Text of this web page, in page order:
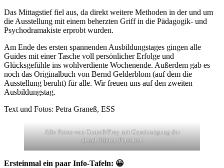
Das Mittagstief fiel aus, da direkt weitere Methoden in der und um
die Ausstellung mit einem beherzten Griff in die Pädagogik- und
Psychodramakiste erprobt wurden.
Am Ende des ersten spannenden Ausbildungstages gingen alle
Guides mit einer Tasche voll persönlicher Erfolge und
Glücksgefühle ins wohlverdiente Wochenende. Außerdem gab es
noch das Originalbuch von Bernd Gelderblom (auf dem die
Ausstellung beruht) für alle. Wir freuen uns auf den zweiten
Ausbildungstag.
Text und Fotos: Petra Graneß, ESS
Alle Fotos von Graneß/Frey mit Genehmigung der
abgebildeten Personen
Ersteinmal ein paar Info-Tafeln: 😀